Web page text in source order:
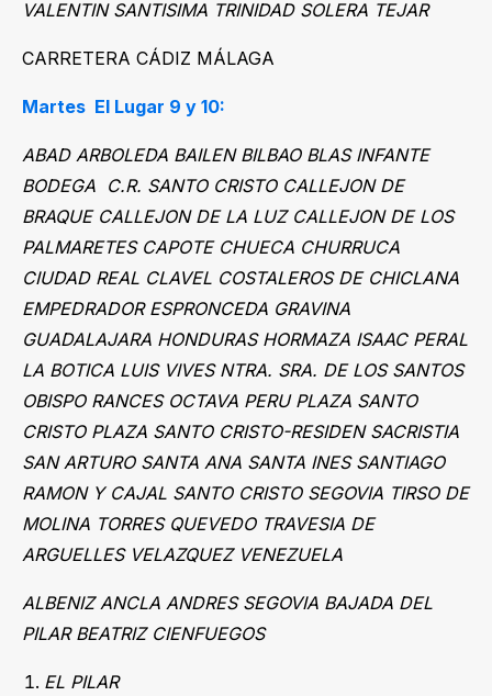
VALENTIN SANTISIMA TRINIDAD SOLERA TEJAR
CARRETERA CÁDIZ MÁLAGA
Martes El Lugar 9 y 10:
ABAD ARBOLEDA BAILEN BILBAO BLAS INFANTE
BODEGA C.R. SANTO CRISTO CALLEJON DE
BRAQUE CALLEJON DE LA LUZ CALLEJON DE LOS
PALMARETES CAPOTE CHUECA CHURRUCA
CIUDAD REAL CLAVEL COSTALEROS DE CHICLANA
EMPEDRADOR ESPRONCEDA GRAVINA
GUADALAJARA HONDURAS HORMAZA ISAAC PERAL
LA BOTICA LUIS VIVES NTRA. SRA. DE LOS SANTOS
OBISPO RANCES OCTAVA PERU PLAZA SANTO
CRISTO PLAZA SANTO CRISTO-RESIDEN SACRISTIA
SAN ARTURO SANTA ANA SANTA INES SANTIAGO
RAMON Y CAJAL SANTO CRISTO SEGOVIA TIRSO DE
MOLINA TORRES QUEVEDO TRAVESIA DE
ARGUELLES VELAZQUEZ VENEZUELA
ALBENIZ ANCLA ANDRES SEGOVIA BAJADA DEL
PILAR BEATRIZ CIENFUEGOS
EL PILAR